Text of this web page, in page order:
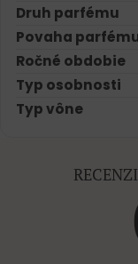
Druh parfému
Povaha
Ročné obdobie
Typ osobnosti
Typ vône